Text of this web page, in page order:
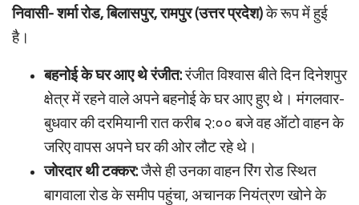
निवासी- शर्मा रोड, बिलासपुर, रामपुर (उत्तर प्रदेश)के रूप में हुई
है।
बहनोई के घर आए थे रंजीत:रंजीत विश्वास बीते दिन दिनेशपुर
क्षेत्र में रहने वाले अपने बहनोई के घर आए हुए थे। मंगलवार-
बुधवार की दरमियानी रात करीब २:०० बजे वह ऑटो वाहन के
जरिए वापस अपने घर की ओर लौट रहे थे।
जोरदार थी टक्कर:जैसे ही उनका वाहन रिंग रोड स्थित
बागवाला रोड के समीप पहुंचा, अचानक नियंत्रण खोने के